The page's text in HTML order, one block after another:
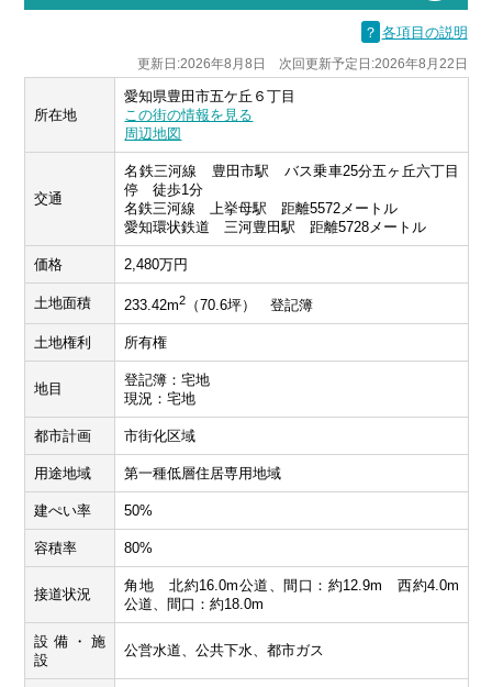
？ 各項目の説明
更新日:2026年8月8日 次回更新予定日:2026年8月22日
所在地
愛知県豊田市五ケ丘６丁目
この街の情報を見る
周辺地図
交通
名鉄三河線 豊田市駅 バス乗車25分五ヶ丘六丁目
停 徒歩1分
名鉄三河線 上挙母駅 距離5572メートル
愛知環状鉄道 三河豊田駅 距離5728メートル
価格 2,480万円
土地面積 233.42m2 （70.6坪） 登記簿
土地権利 所有権
地目
登記簿：宅地
現況：宅地
都市計画 市街化区域
用途地域 第一種低層住居専用地域
建ぺい率 50%
容積率 80%
接道状況
角地 北約16.0m公道、間口：約12.9m 西約4.0m
公道、間口：約18.0m
設備・施
設
公営水道、公共下水、都市ガス